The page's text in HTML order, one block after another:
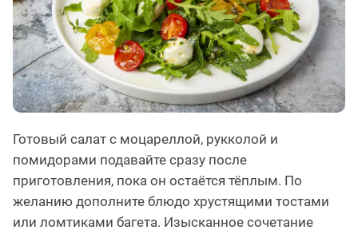
Готовый салат с моцареллой, рукколой и
помидорами подавайте сразу после
приготовления, пока он остаётся тёплым. По
желанию дополните блюдо хрустящими тостами
или ломтиками багета. Изысканное сочетание